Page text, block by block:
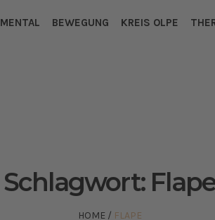
MENTAL BEWEGUNG KREIS OLPE
Schlagwort:
HOME / FLAPE